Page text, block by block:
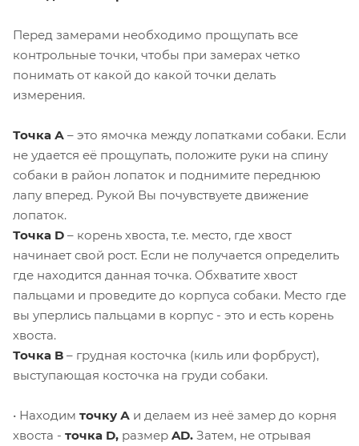
Перед замерами необходимо прощупать все
контрольные точки, чтобы при замерах четко
понимать от какой до какой точки делать
измерения.
Точка А – это ямочка между лопатками собаки. Если
не удается её прощупать, положите руки на спину
собаки в район лопаток и поднимите переднюю
лапу вперед. Рукой Вы почувствуете движение
лопаток.
Точка D – корень хвоста, т.е. место, где хвост
начинает свой рост. Если не получается определить
где находится данная точка. Обхватите хвост
пальцами и проведите до корпуса собаки. Место где
вы уперлись пальцами в корпус - это и есть корень
хвоста.
Точка B – грудная косточка (киль или форбруст),
выступающая косточка на груди собаки.
• Находим точку А и делаем из неё замер до корня
хвоста - точка D, размер AD. Затем, не отрывая